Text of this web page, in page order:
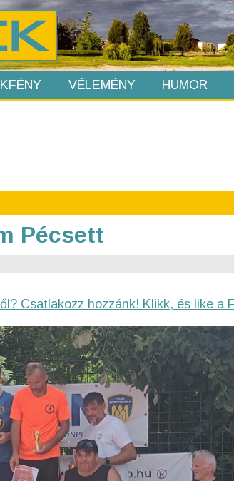
VÉLEMÉNY HUMOR
Pécsett
Csatlakozz hozzánk! Klikk, és like a